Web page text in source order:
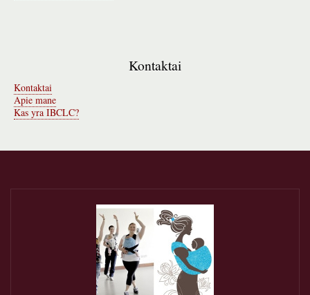
Kontaktai
Kontaktai
Apie mane
Kas yra IBCLC?